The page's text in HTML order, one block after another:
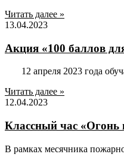
Читать далее »
13.04.2023
Акция «100 баллов
12 апреля 2023 года
Читать далее »
12.04.2023
Классный час «Огонь
В рамках месячника